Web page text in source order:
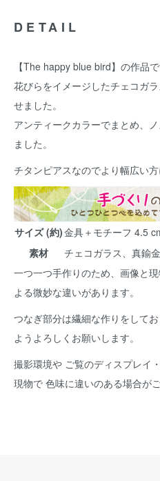
DETAIL
【The happy blue bird】の作品で
花びらをイメージしたチェコガ
せました。
アンティークカラーでまとめ、
ました。
チタンピアスなのでより幅広い方
サイズ (約)金具＋モチーフ 4.5
素材
チェコガラス、真鍮
一つ一つ手作りのため、画像と
よる微妙な違いがあります。
つなぎ部分は繊細な作りをして
ようよろしくお願いします。
撮影環境や ご覧のディスプレイ
現物で 色味に違いのある場合がご